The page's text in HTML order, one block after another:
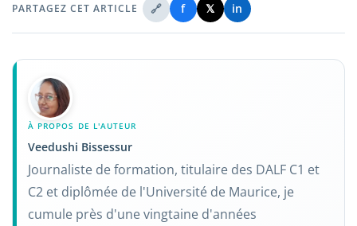
PARTAGEZ CET ARTICLE 🔗 f 𝕏 in
À PROPOS DE L'AUTEUR
Veedushi Bissessur
Journaliste de formation, titulaire des DALF C1 et
C2 et diplômée de l'Université de Maurice, je
cumule près d'une vingtaine d'années